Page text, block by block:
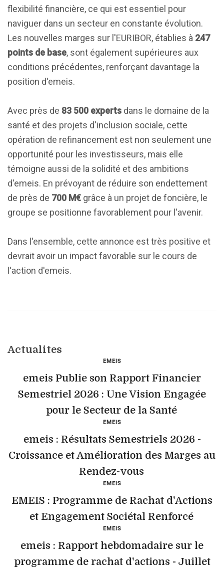
flexibilité financière, ce qui est essentiel pour
naviguer dans un secteur en constante évolution.
Les nouvelles marges sur l'EURIBOR, établies à 247
points de base, sont également supérieures aux
conditions précédentes, renforçant davantage la
position d'emeis.
Avec près de 83 500 experts dans le domaine de la
santé et des projets d'inclusion sociale, cette
opération de refinancement est non seulement une
opportunité pour les investisseurs, mais elle
témoigne aussi de la solidité et des ambitions
d'emeis. En prévoyant de réduire son endettement
de près de 700 M€ grâce à un projet de foncière, le
groupe se positionne favorablement pour l'avenir.
Dans l'ensemble, cette annonce est très positive et
devrait avoir un impact favorable sur le cours de
l'action d'emeis.
Actualites
EMEIS
emeis Publie son Rapport Financier
Semestriel 2026 : Une Vision Engagée
pour le Secteur de la Santé
EMEIS
emeis : Résultats Semestriels 2026 -
Croissance et Amélioration des Marges au
Rendez-vous
EMEIS
EMEIS : Programme de Rachat d'Actions
et Engagement Sociétal Renforcé
EMEIS
emeis : Rapport hebdomadaire sur le
programme de rachat d'actions - Juillet